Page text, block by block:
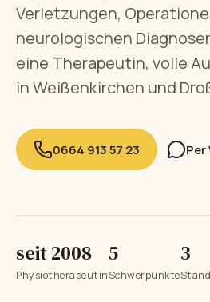
Verletzungen,
neurologischen
eine Therapeutin, volle
in Weißenkirchen und
0664 913 57 23 Per
seit 2008
Physiotherapeutin
5
Schwerpunkte
3